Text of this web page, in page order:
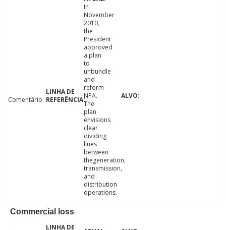
Comentário
In
November
2010,
the
President
approved
a plan
to
unbundle
and
reform
NPA.
The
plan
envisions
clear
dividing
lines
between
thegeneration,
transmission,
and
distribution
operations.
Commercial loss